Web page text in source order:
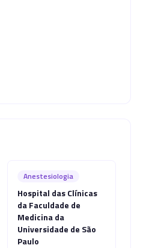
Anestesiologia
Hospital das Clínicas
da Faculdade de
Medicina da
Universidade de São
Paulo